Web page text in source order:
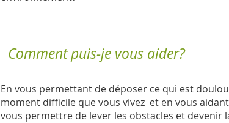
Comment puis-je vous aider?
En vous permettant de déposer ce qui est
moment difficile que vous vivez et en vous
vous permettre de lever les obstacles et devenir